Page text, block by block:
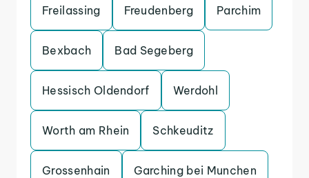
Freilassing Freudenberg Parchim
Bexbach Bad Segeberg
Hessisch Oldendorf Werdohl
Worth am Rhein Schkeuditz
Grossenhain Garching bei Munchen